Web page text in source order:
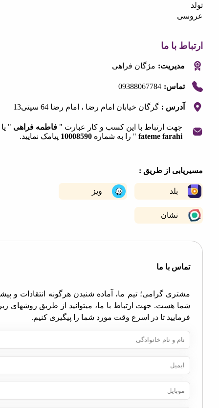
با ما
مدیریت: مژگان فراهی
تماس: 09388067784
آدرس : گرگان خیابان امام رضا ، امام رضا 64 سپتی13
جهت ارتباط با این کسب و کار عبارت "فاطمه فراهی " یا "
fateme farahi" را به شماره 10008590 پیامک نمایید.
از طریق :
ویز
نشان
با ما
گرامی؛ تیم ما، آماده شنیدن هرگونه انتقادات و پیشنهادات
هست. جهت ارتباط با ما، میتوانید از طریق روشهای زیر اقدام
تا در اسرع وقت مورد شما را پیگیری کنیم.